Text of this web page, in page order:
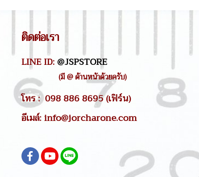
ติดต่อเรา
LINE ID:@JSPSTORE
(มี @ ด้านหน้าด้วยครับ)
โทร : 098 886 8695 (เฟิร์น)
อีเมล์: info@jorcharone.com